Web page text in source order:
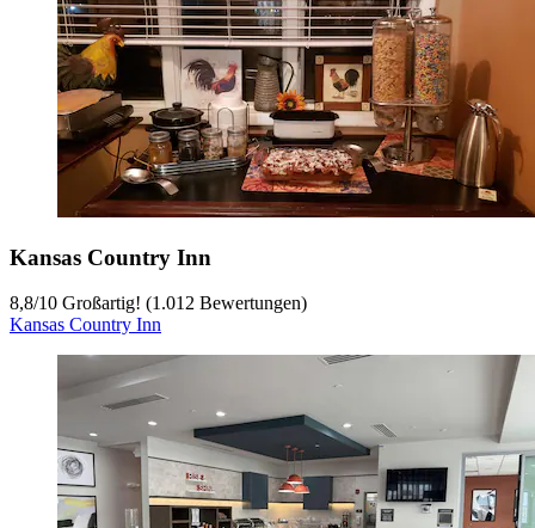
Kansas Country Inn
8,8/10 Großartig! (1.012 Bewertungen)
Kansas Country Inn